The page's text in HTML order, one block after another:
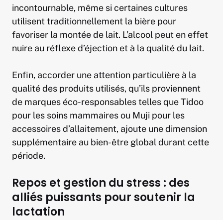
incontournable, même si certaines cultures
utilisent traditionnellement la bière pour
favoriser la montée de lait. L’alcool peut en effet
nuire au réflexe d’éjection et à la qualité du lait.
Enfin, accorder une attention particulière à la
qualité des produits utilisés, qu’ils proviennent
de marques éco-responsables telles que Tidoo
pour les soins mammaires ou Muji pour les
accessoires d’allaitement, ajoute une dimension
supplémentaire au bien-être global durant cette
période.
Repos et gestion du stress : des
alliés puissants pour soutenir la
lactation